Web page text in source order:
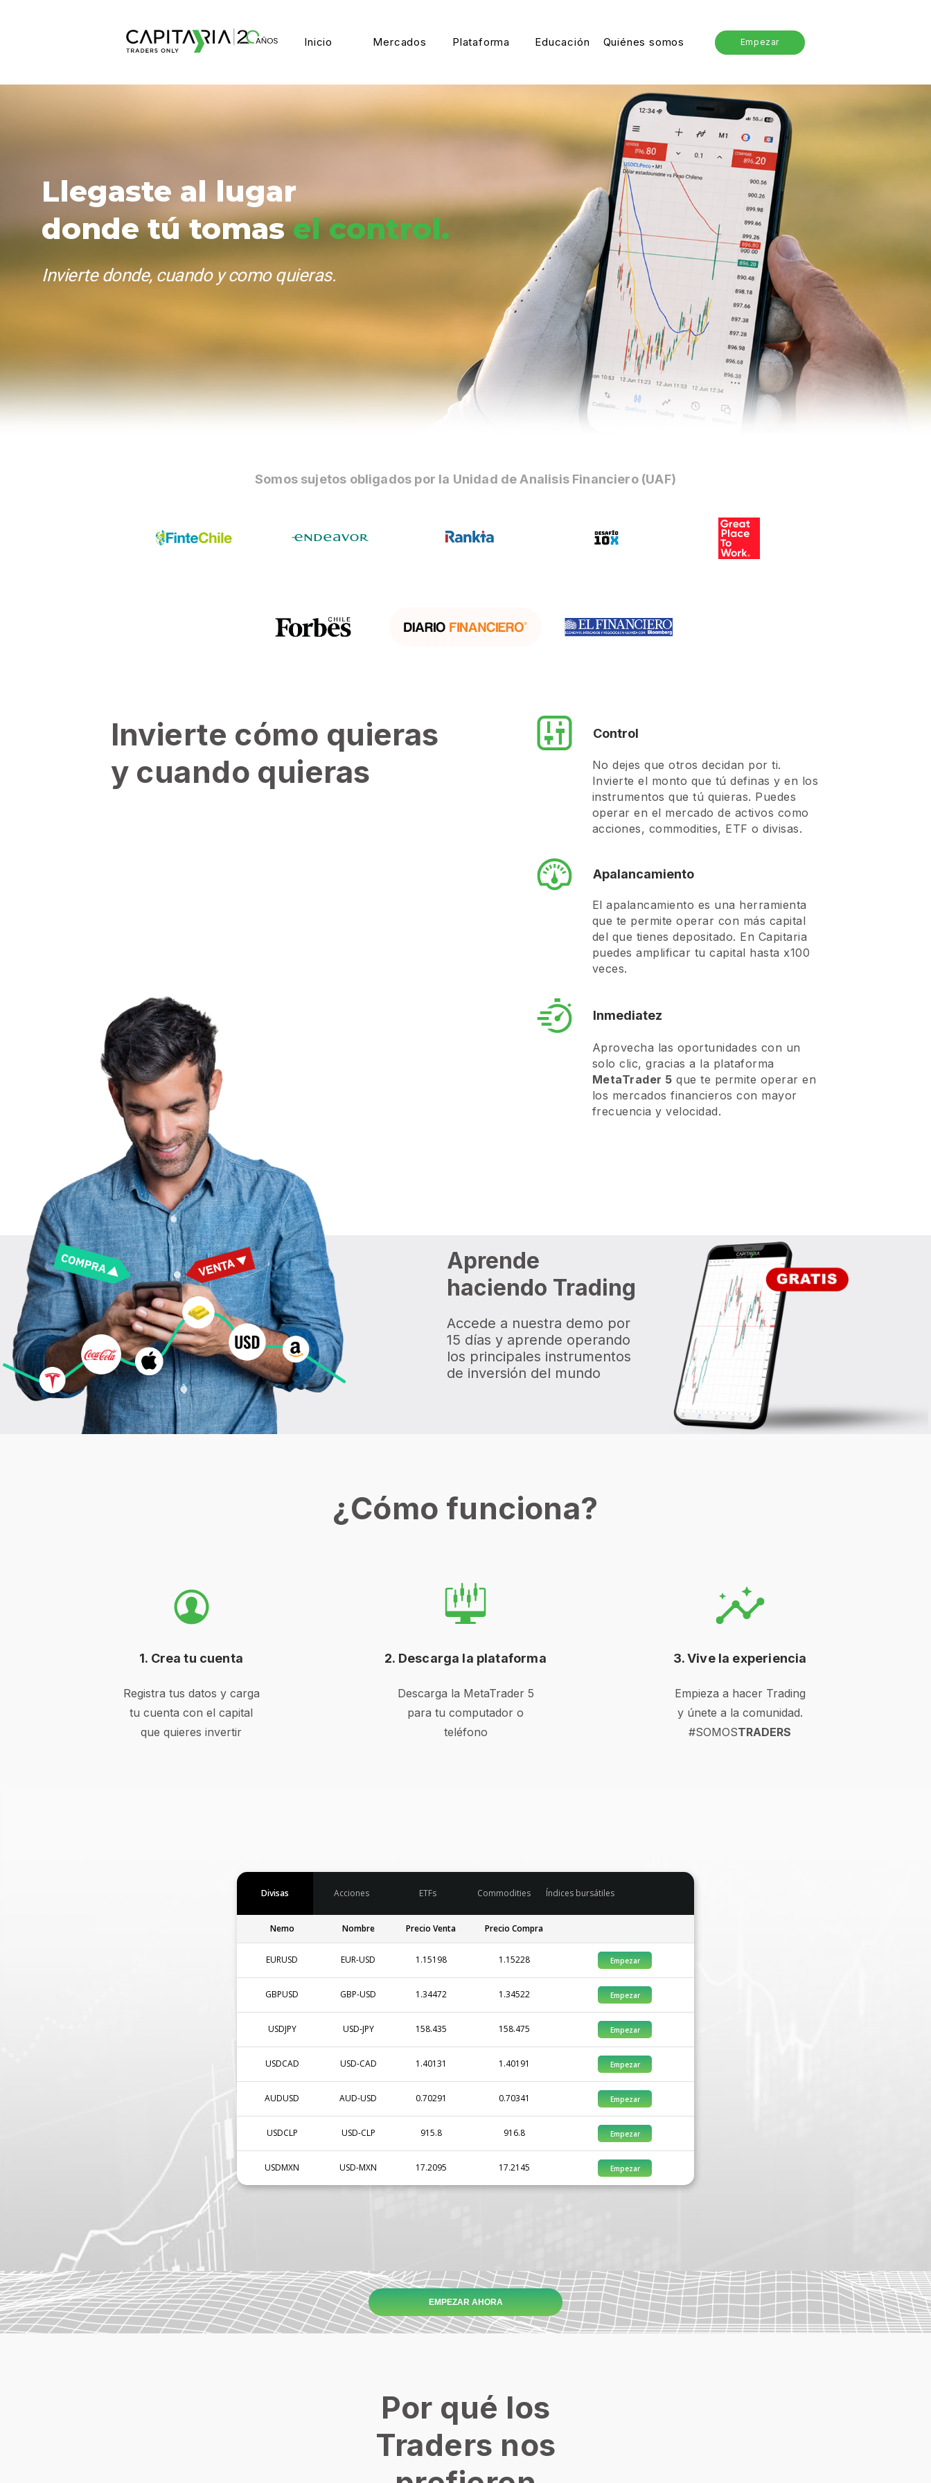
Inicio Mercados Plataforma Educación Quiénes somos Empezar
Llegaste al lugar
dondetú tomas el control.
Invierte donde, cuando y como quieras.
Somos sujetos obligados por la Unidad de Analisis Financiero (UAF)
Invierte cómo quieras
y cuando quieras
Control
No dejes que otros decidan por ti.
Invierte el monto que tú definas y en los
instrumentos que tú quieras. Puedes
operar en el mercado de activos como
acciones, commodities, ETF o divisas.
Apalancamiento
El apalancamiento es una herramienta
que te permite operar con más capital
del que tienes depositado. En Capitaria
puedes amplificar tu capital hasta x100
veces.
Inmediatez
Aprovecha las oportunidades con un
solo clic, gracias a la plataforma
MetaTrader 5 que te permite operar en
los mercados financieros con mayor
frecuencia y velocidad.
Aprende
haciendo Trading
Accede a nuestra demo por
15 días y aprende operando
los principales instrumentos
de inversión del mundo
¿Cómo funciona?
1. Crea tu cuenta
Registra tus datos y carga
tu cuenta con el capital
que quieres invertir
2. Descarga la plataforma
Descarga la MetaTrader 5
para tu computador o
teléfono
3. Vive la experiencia
Empieza a hacer Trading
y únete a la comunidad.
#SOMOSTRADERS
Divisas Acciones ETFs Commodities Índices bursátiles
Nemo Nombre Precio Venta Precio Compra
EURUSD EUR-USD 1.15198 1.15228 Empezar
GBPUSD GBP-USD 1.34472 1.34522 Empezar
USDJPY USD-JPY 158.435 158.475 Empezar
USDCAD USD-CAD 1.40131 1.40191 Empezar
AUDUSD AUD-USD 0.70291 0.70341 Empezar
USDCLP USD-CLP 915.8 916.8 Empezar
USDMXN USD-MXN 17.2095 17.2145 Empezar
EMPEZAR AHORA
Por qué los
Traders nos